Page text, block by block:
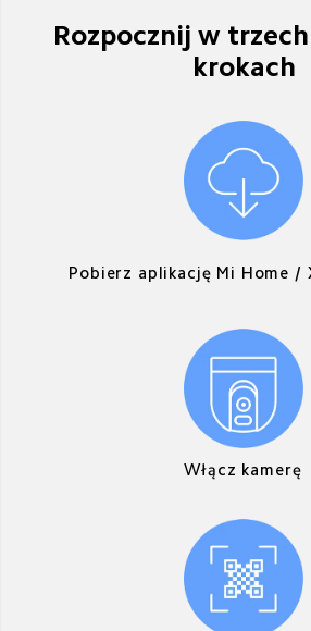
Rozpocznij w
krokach
Pobierz aplikację Mi Home /
Włącz kamerę